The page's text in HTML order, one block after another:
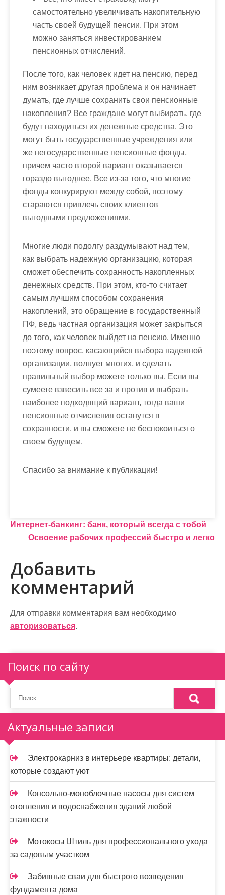
самостоятельно увеличивать накопительную
часть своей будущей пенсии. При этом
можно заняться инвестированием
пенсионных отчислений.
После того, как человек идет на пенсию, перед
ним возникает другая проблема и он начинает
думать, где лучше сохранить свои пенсионные
накопления? Все граждане могут выбирать, где
будут находиться их денежные средства. Это
могут быть государственные учреждения или
же негосударственные пенсионные фонды,
причем часто второй вариант оказывается
гораздо выгоднее. Все из-за того, что многие
фонды конкурируют между собой, поэтому
стараются привлечь своих клиентов
выгодными предложениями.
Многие люди подолгу раздумывают над тем,
как выбрать надежную организацию, которая
сможет обеспечить сохранность накопленных
денежных средств. При этом, кто-то считает
самым лучшим способом сохранения
накоплений, это обращение в государственный
ПФ, ведь частная организация может закрыться
до того, как человек выйдет на пенсию. Именно
поэтому вопрос, касающийся выбора надежной
организации, волнует многих, и сделать
правильный выбор можете только вы. Если вы
сумеете взвесить все за и против и выбрать
наиболее подходящий вариант, тогда ваши
пенсионные отчисления останутся в
сохранности, и вы сможете не беспокоиться о
своем будущем.
Спасибо за внимание к публикации!
Н
в
и
г
а
и
я
п
о
з
а
п
и
с
я
м
Интернет-банкинг: банк, который всегда с тобой
Освоение рабочих профессий быстро и легко
Добавить
комментарий
Для отправки комментария вам необходимо
авторизоваться.
Поиск по сайту
Актуальные записи
Электрокарниз в интерьере квартиры: детали,
которые создают уют
Консольно-моноблочные насосы для систем
отопления и водоснабжения зданий любой
этажности
Мотокосы Штиль для профессионального ухода
за садовым участком
Забивные сваи для быстрого возведения
фундамента дома